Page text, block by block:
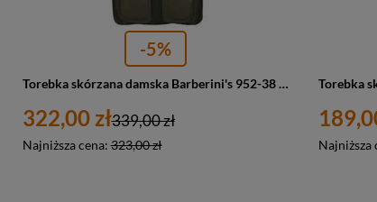
-5%
Torebka skórzana damska Barberini's 952-38 shopper bag A4 zielona
322,00 zł
Najniższa cena:323,00 zł
339,00 zł
Najniższa